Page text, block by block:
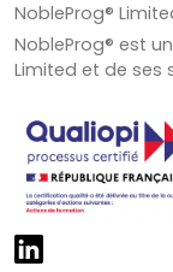
NobleProg®
NobleProg® est
Limited et de ses